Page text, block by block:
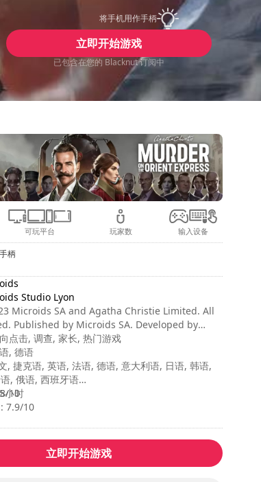
将手机用作手柄
立即开始游戏
已包含在您的 Blacknut 订阅中
可玩平台 玩家数 输入设备
柄
Studio Lyon
Microids SA and Agatha Christie Limited. All
Published by Microids SA. Developed by
Lyon. All rights reserved. Murder On The
© 1934 Agatha Christie Limited. All rights
ON THE ORIENT EXPRESS, AGATHA
and the Agatha Christie Signature are
of Agatha Christie Limited in the UK
All rights reserved.
点击, 调查, 家长, 热门游戏
, 德语
, 捷克语, 英语, 法语, 德语, 意大利语, 日语, 韩语,
, 俄语, 西班牙语
小时
10
7.9/10
立即开始游戏